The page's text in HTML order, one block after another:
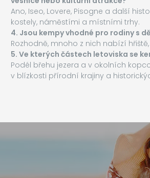
Ano, Iseo, Lovere, Pisogne a další
kostely, náměstími a místními trhy.
4. Jsou kempy vhodné pro rodiny s
Rozhodně, mnoho z nich nabízí
5. Ve kterých částech letoviska se
Podél břehu jezera a v okolních
v blízkosti přírodní krajiny a